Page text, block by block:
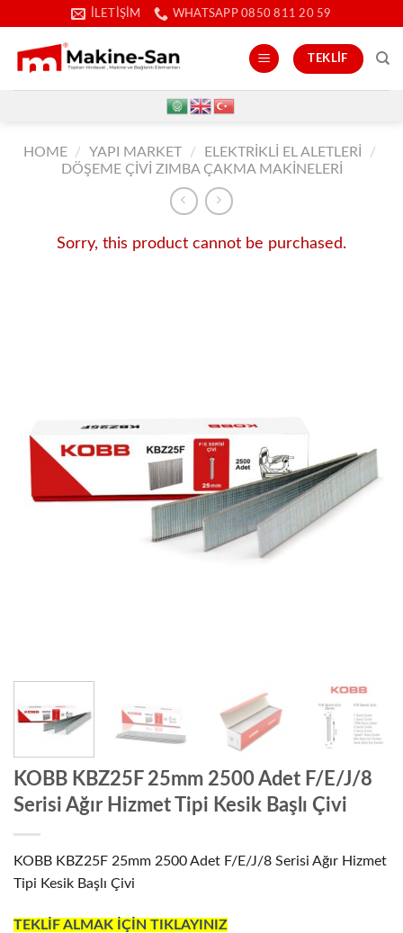
İLETIŞIM WHATSAPP 0850 811 20 59
TEKLIF
HOME / YAPI MARKET / ELEKTRIKLI EL ALETLERI
/
DÖŞEME ÇIVI ZIMBA ÇAKMA MAKINELERI
Sorry, this product cannot be purchased.
KOBB KBZ25F 25mm 2500 Adet F/E/J/8
Serisi Ağır Hizmet Tipi Kesik Başlı Çivi
KOBB KBZ25F 25mm 2500 Adet F/E/J/8 Serisi Ağır Hizmet
Tipi Kesik Başlı Çivi
TEKLİF ALMAK İÇİN TIKLAYINIZ